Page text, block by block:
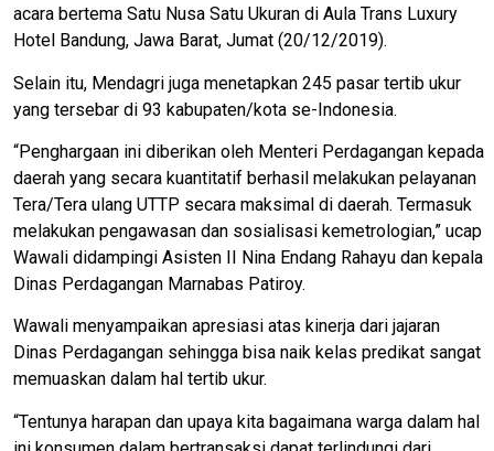
acara bertema Satu Nusa Satu Ukuran di Aula Trans Luxury
Hotel Bandung, Jawa Barat, Jumat (20/12/2019).
Selain itu, Mendagri juga menetapkan 245 pasar tertib ukur
yang tersebar di 93 kabupaten/kota se-Indonesia.
“Penghargaan ini diberikan oleh Menteri Perdagangan kepada
daerah yang secara kuantitatif berhasil melakukan pelayanan
Tera/Tera ulang UTTP secara maksimal di daerah. Termasuk
melakukan pengawasan dan sosialisasi kemetrologian,” ucap
Wawali didampingi Asisten II Nina Endang Rahayu dan kepala
Dinas Perdagangan Marnabas Patiroy.
Wawali menyampaikan apresiasi atas kinerja dari jajaran
Dinas Perdagangan sehingga bisa naik kelas predikat sangat
memuaskan dalam hal tertib ukur.
“Tentunya harapan dan upaya kita bagaimana warga dalam hal